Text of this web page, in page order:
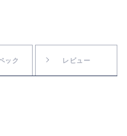
ック レビュー